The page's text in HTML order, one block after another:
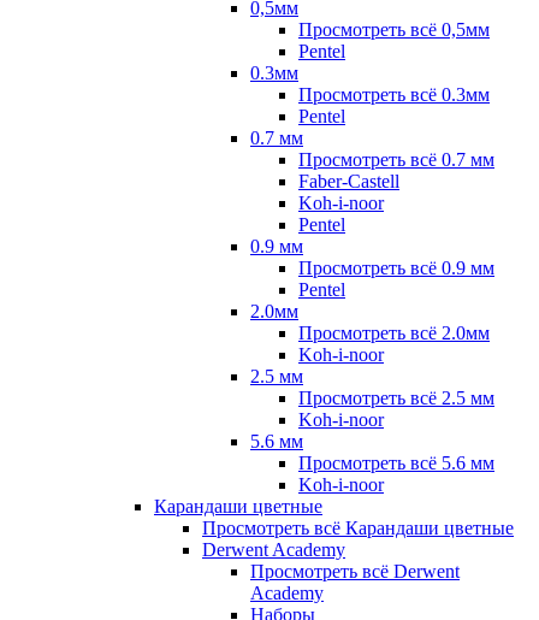
0,5мм
Просмотреть всё 0,5мм
Pentel
0.3мм
Просмотреть всё 0.3мм
Pentel
0.7 мм
Просмотреть всё 0.7 мм
Faber-Castell
Koh-i-noor
Pentel
0.9 мм
Просмотреть всё 0.9 мм
Pentel
2.0мм
Просмотреть всё 2.0мм
Koh-i-noor
2.5 мм
Просмотреть всё 2.5 мм
Koh-i-noor
5.6 мм
Просмотреть всё 5.6 мм
Koh-i-noor
Карандаши цветные
Просмотреть всё Карандаши цветные
Derwent Academy
Просмотреть всё Derwent
Academy
Наборы